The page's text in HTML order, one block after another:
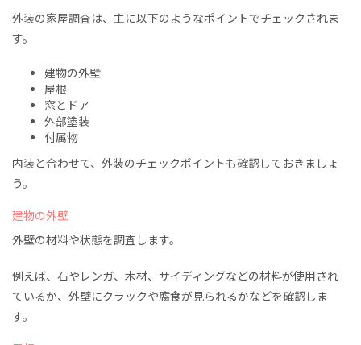
外装の家屋調査は、主に以下のようなポイントでチェックされま
す。
建物の外壁
屋根
窓とドア
外部塗装
付属物
内装と合わせて、外装のチェックポイントも確認しておきましょ
う。
建物の外壁
外壁の材料や状態を調査します。
例えば、石やレンガ、木材、サイディングなどの材料が使用され
ているか、外壁にクラックや腐食が見られるかなどを確認しま
す。